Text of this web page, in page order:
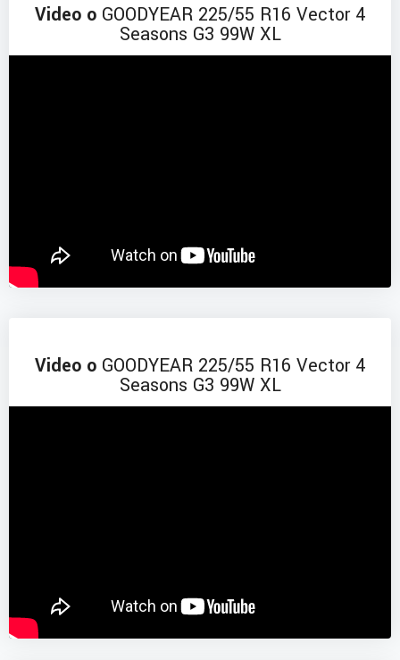
Video o GOODYEAR 225/55 R16 Vector 4
Seasons G3 99W XL
Video o GOODYEAR 225/55 R16 Vector 4
Seasons G3 99W XL